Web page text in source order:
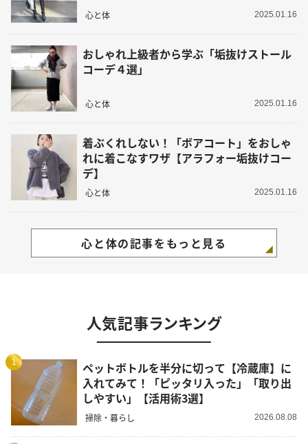
心と体 2025.01.16
おしゃれ上級者から学ぶ「垢抜けストール
コーデ４選」
心と体 2025.01.16
着ぶくれしない！「ボアコート」をおしゃ
れに着こなすワザ【アラフォー垢抜けコー
デ】
心と体 2025.01.16
心と体の記事をもっと見る
人気記事ランキング
1
ペットボトルを半分に切って【冷蔵庫】に
入れてみて！「ピッタリ入った」「取り出
しやすい」【活用術3選】
掃除・暮らし 2026.08.08